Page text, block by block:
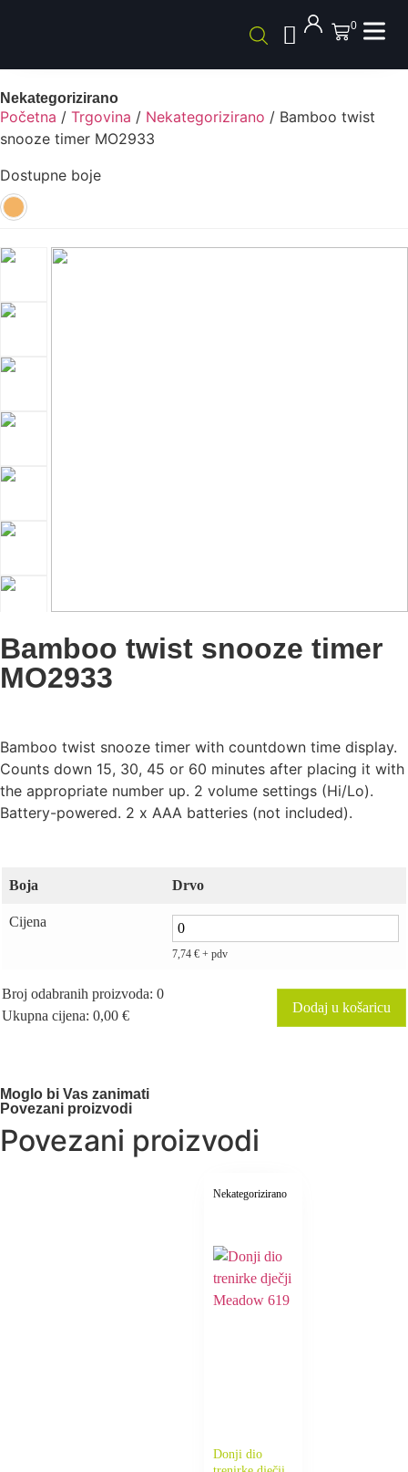
0
Nekategorizirano
Početna / Trgovina / Nekategorizirano / Bamboo twist
snooze timer MO2933
Dostupne boje
Bamboo twist snooze timer
MO2933
Bamboo twist snooze timer with countdown time display.
Counts down 15, 30, 45 or 60 minutes after placing it with
the appropriate number up. 2 volume settings (Hi/Lo).
Battery-powered. 2 x AAA batteries (not included).
Boja Drvo
Cijena
7,74 € + pdv
Broj odabranih proizvoda: 0
Ukupna cijena: 0,00 €
Your
total
0,00 €
Dodaj u košaricu
Moglo bi Vas zanimati
Povezani proizvodi
Povezani proizvodi
Nekategorizirano
Donji dio